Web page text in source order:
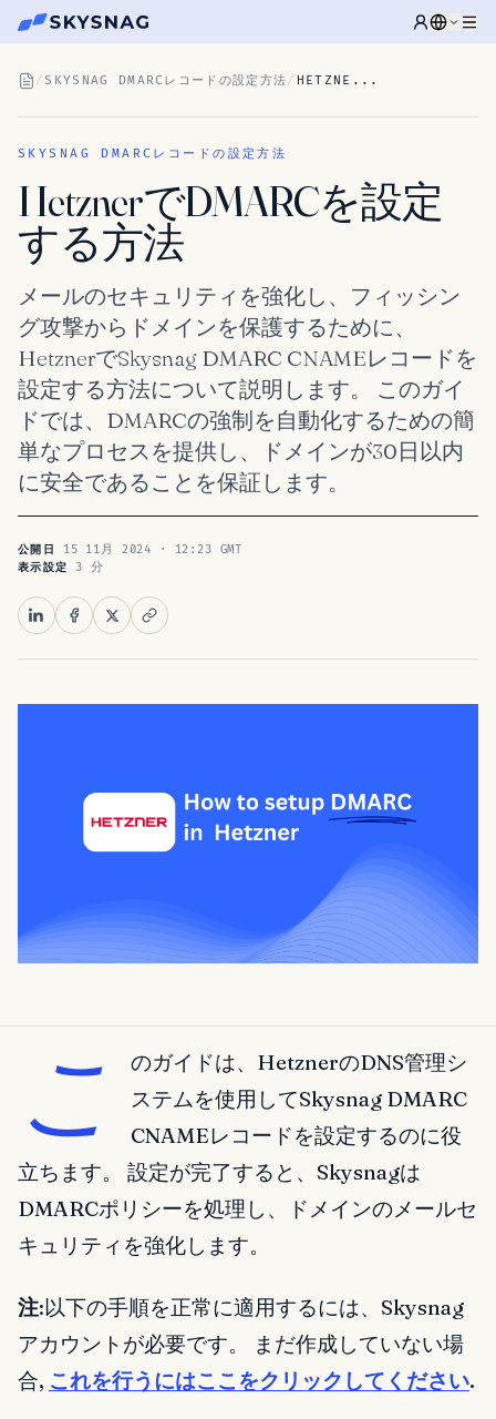
/ SKYSNAG DMARCレコードの設定方法/ HETZNE...
SKYSNAG DMARCレコードの設定方法
HetznerでDMARCを設定
する方法
メールのセキュリティを強化し、フィッシン
グ攻撃からドメインを保護するために、
HetznerでSkysnag DMARC CNAMEレコードを
設定する方法について説明します。 このガイ
ドでは、DMARCの強制を自動化するための簡
単なプロセスを提供し、ドメインが30日以内
に安全であることを保証します。
公開日 15 11月 2024 · 12:23 GMT
表示設定 3 分
こ
のガイドは、HetznerのDNS管理シ
ステムを使用してSkysnag DMARC
CNAMEレコードを設定するのに役
立ちます。 設定が完了すると、Skysnagは
DMARCポリシーを処理し、ドメインのメールセ
キュリティを強化します。
注:以下の手順を正常に適用するには、Skysnag
アカウントが必要です。 まだ作成していない場
合, これを行うにはここをクリックしてください.